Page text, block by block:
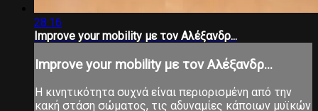
28:16
Improve your mobility με τον Αλέξανδρ...
Improve your mobility με τον Αλέξανδρ...
Η κινητικότητα συχνά είναι περιορισμένη από την
κακή στάση σώματος, τις αδυναμίες κάποιων μυϊκών